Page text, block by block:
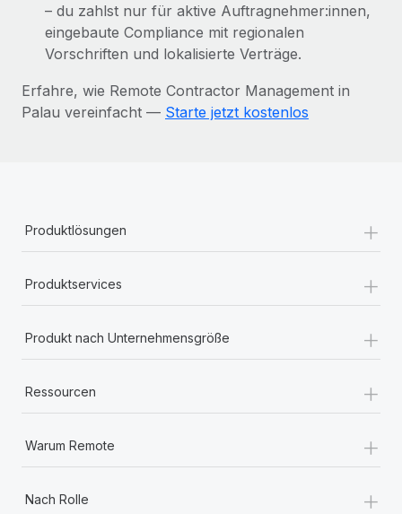
– du zahlst nur für aktive Auftragnehmer:innen,
eingebaute Compliance mit regionalen
Vorschriften und lokalisierte Verträge.
Erfahre, wie Remote Contractor Management in
Palau vereinfacht — Starte jetzt kostenlos
Produktlösungen +
Produktservices +
Produkt nach Unternehmensgröße +
Ressourcen +
Warum Remote +
Nach Rolle +